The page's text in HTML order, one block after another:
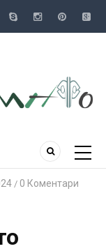
/ 0 Коментари